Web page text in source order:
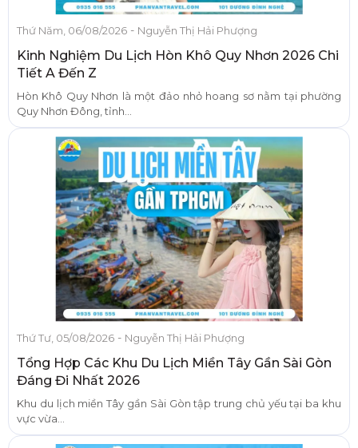
Thứ Năm, 06/08/2026 - Nguyễn Thị Hải Phượng
Kinh Nghiệm Du Lịch Hòn Khô Quy Nhơn 2026 Chi
Tiết A Đến Z
Hòn Khô Quy Nhơn là một đảo nhỏ hoang sơ nằm tại phường
Quy Nhơn Đông, tỉnh...
Thứ Tư, 05/08/2026 - Nguyễn Thị Hải Phượng
Tổng Hợp Các Khu Du Lịch Miền Tây Gần Sài Gòn
Đáng Đi Nhất 2026
Khu du lịch miền Tây gần Sài Gòn tập trung chủ yếu tại ba khu
vực vừa...